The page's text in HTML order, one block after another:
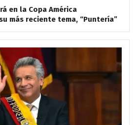
en la Copa América
más reciente tema, “Puntería”